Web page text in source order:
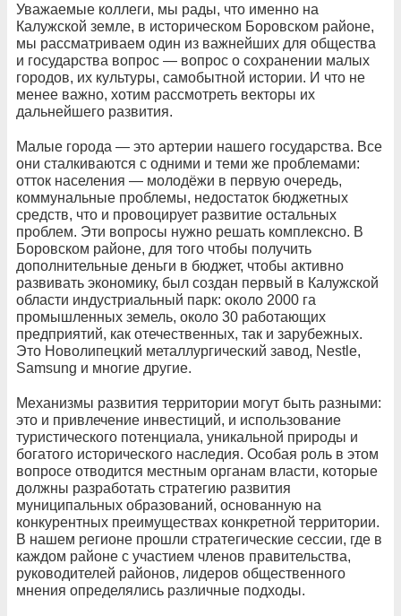
Уважаемые коллеги, мы рады, что именно на
Калужской земле, в историческом Боровском районе,
мы рассматриваем один из важнейших для общества
и государства вопрос — вопрос о сохранении малых
городов, их культуры, самобытной истории. И что не
менее важно, хотим рассмотреть векторы их
дальнейшего развития.
Малые города — это артерии нашего государства. Все
они сталкиваются с одними и теми же проблемами:
отток населения — молодёжи в первую очередь,
коммунальные проблемы, недостаток бюджетных
средств, что и провоцирует развитие остальных
проблем. Эти вопросы нужно решать комплексно. В
Боровском районе, для того чтобы получить
дополнительные деньги в бюджет, чтобы активно
развивать экономику, был создан первый в Калужской
области индустриальный парк: около 2000 га
промышленных земель, около 30 работающих
предприятий, как отечественных, так и зарубежных.
Это Новолипецкий металлургический завод, Nestle,
Samsung и многие другие.
Механизмы развития территории могут быть разными:
это и привлечение инвестиций, и использование
туристического потенциала, уникальной природы и
богатого исторического наследия. Особая роль в этом
вопросе отводится местным органам власти, которые
должны разработать стратегию развития
муниципальных образований, основанную на
конкурентных преимуществах конкретной территории.
В нашем регионе прошли стратегические сессии, где в
каждом районе с участием членов правительства,
руководителей районов, лидеров общественного
мнения определялись различные подходы.